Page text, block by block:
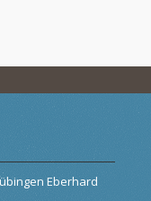
Eberhard